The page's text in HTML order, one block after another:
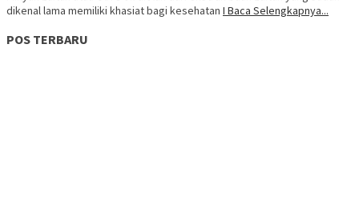
dikenal lama memiliki khasiat bagi kesehatan I Baca Selengkapnya...
POS TERBARU